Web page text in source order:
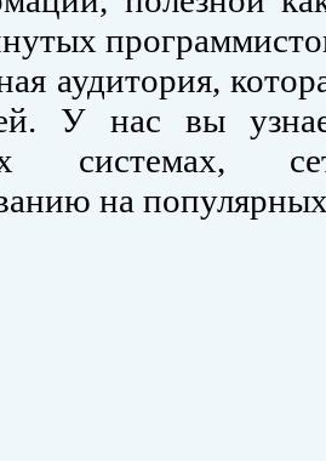
аудитория,
У нас вы
системах,
на